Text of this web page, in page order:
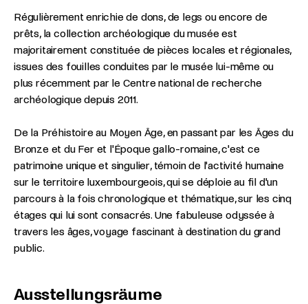
Régulièrement enrichie de dons, de legs ou encore de
prêts, la collection archéologique du musée est
majoritairement constituée de pièces locales et régionales,
issues des fouilles conduites par le musée lui-même ou
plus récemment par le Centre national de recherche
archéologique depuis 2011.
De la Préhistoire au Moyen Âge, en passant par les Âges du
Bronze et du Fer et l'Époque gallo-romaine, c'est ce
patrimoine unique et singulier, témoin de l'activité humaine
sur le territoire luxembourgeois, qui se déploie au fil d'un
parcours à la fois chronologique et thématique, sur les cinq
étages qui lui sont consacrés. Une fabuleuse odyssée à
travers les âges, voyage fascinant à destination du grand
public.
Ausstellungsräume